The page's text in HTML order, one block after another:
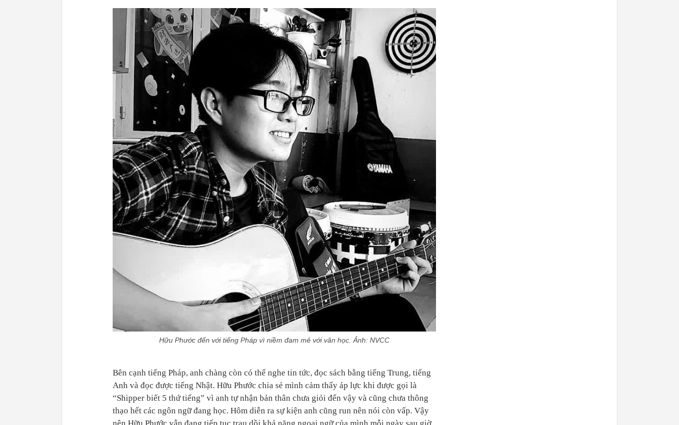
Hữu Phước đến với tiếng Pháp vì niềm đam mê với văn học. Ảnh: NVCC
Bên cạnh tiếng Pháp, anh chàng còn có thể nghe tin tức, đọc sách bằng tiếng Trung, tiếng
Anh và đọc được tiếng Nhật. Hữu Phước chia sẻ mình cảm thấy áp lực khi được gọi là
“Shipper biết 5 thứ tiếng” vì anh tự nhận bản thân chưa giỏi đến vậy và cũng chưa thông
thạo hết các ngôn ngữ đang học. Hôm diễn ra sự kiện anh cũng run nên nói còn vấp. Vậy